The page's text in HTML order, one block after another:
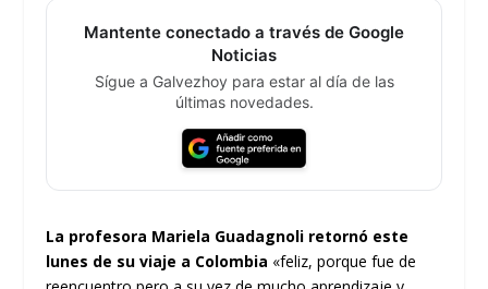
Mantente conectado a través de Google
Noticias
Sígue a Galvezhoy para estar al día de las
últimas novedades.
La profesora Mariela Guadagnoli retornó este
lunes de su viaje a Colombia «feliz, porque fue de